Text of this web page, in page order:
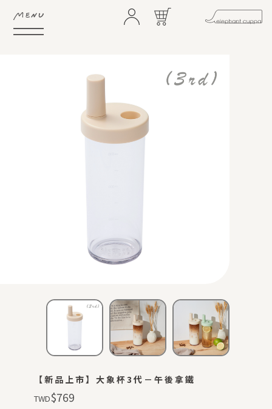
ABOUT
SHOP
查看購物車
【新品上市】大象杯3代－午後拿鐵
TWD$769